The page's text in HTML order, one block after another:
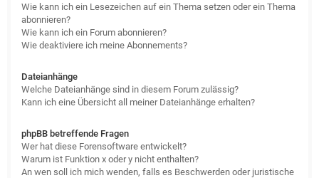
Wie kann ich ein Lesezeichen auf ein Thema setzen oder ein Thema
abonnieren?
Wie kann ich ein Forum abonnieren?
Wie deaktiviere ich meine Abonnements?
Dateianhänge
Welche Dateianhänge sind in diesem Forum zulässig?
Kann ich eine Übersicht all meiner Dateianhänge erhalten?
phpBB betreffende Fragen
Wer hat diese Forensoftware entwickelt?
Warum ist Funktion x oder y nicht enthalten?
An wen soll ich mich wenden, falls es Beschwerden oder juristische